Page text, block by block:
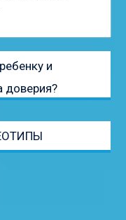
и
доверия?